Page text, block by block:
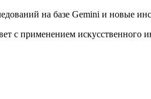
на базе Gemini и новые
с применением